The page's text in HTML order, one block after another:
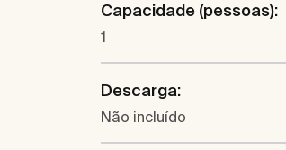
Capacidade (pessoas):
1
Descarga:
Não incluído